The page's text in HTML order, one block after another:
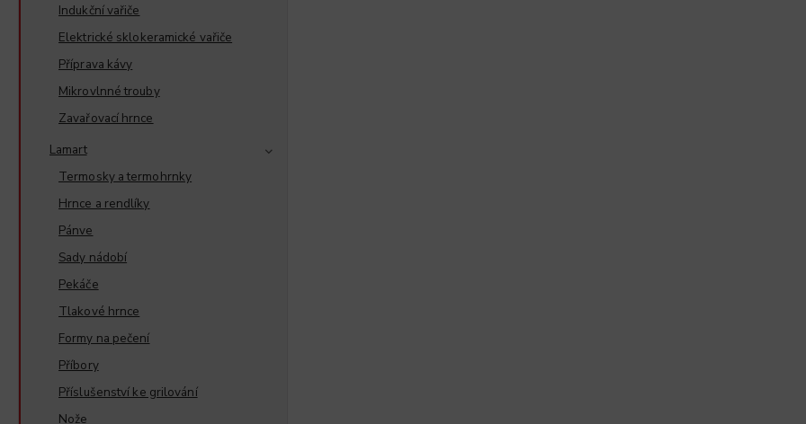
Indukční vařiče
Elektrické sklokeramické vařiče
Příprava kávy
Mikrovlnné trouby
Zavařovací hrnce
Lamart
Termosky a termohrnky
Hrnce a rendlíky
Pánve
Sady nádobí
Pekáče
Tlakové hrnce
Formy na pečení
Příbory
Příslušenství ke grilování
Nože